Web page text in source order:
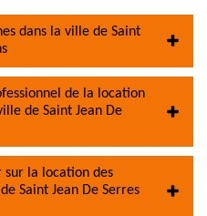
dans la ville de Saint
de la location
de Saint Jean De
sur la location des
Saint Jean De Serres